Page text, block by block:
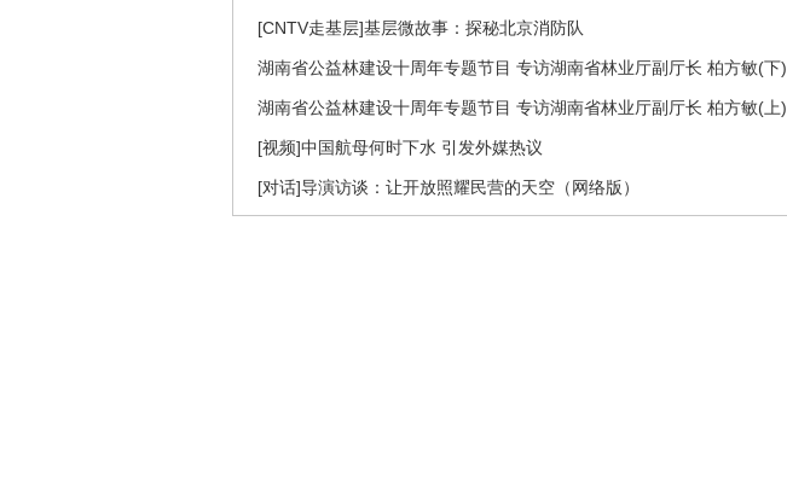
[CNTV走基层]基层微故事：探秘北京消防队
湖南省公益林建设十周年专题节目 专访湖南省林业厅副厅长 柏方敏(下)
湖南省公益林建设十周年专题节目 专访湖南省林业厅副厅长 柏方敏(上)
[视频]中国航母何时下水 引发外媒热议
[对话]导演访谈：让开放照耀民营的天空（网络版）